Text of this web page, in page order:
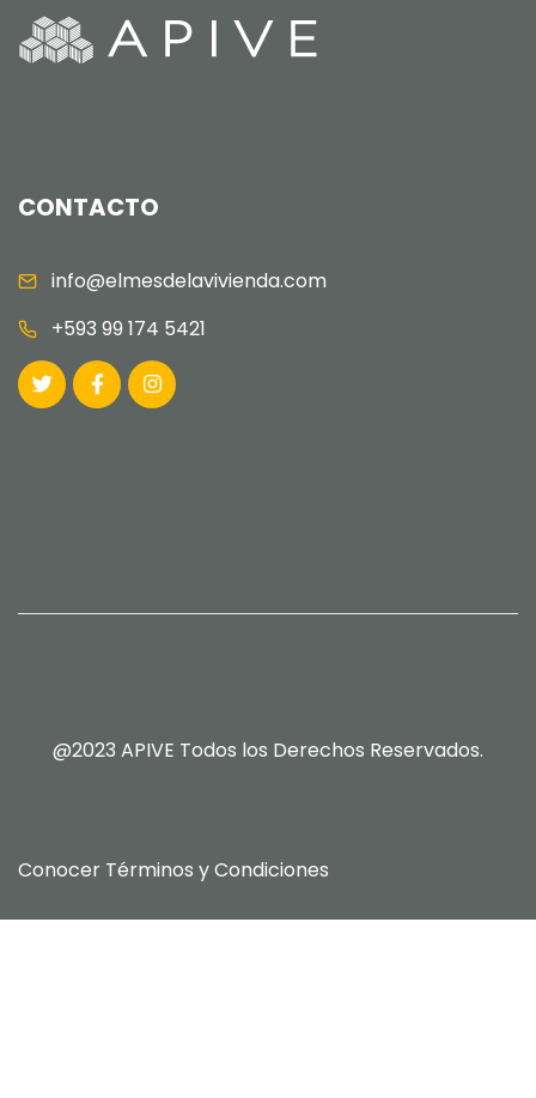
CONTACTO
info@elmesdelavivienda.com
+593 99 174 5421
@2023 APIVE Todos los Derechos Reservados.
Conocer Términos y Condiciones